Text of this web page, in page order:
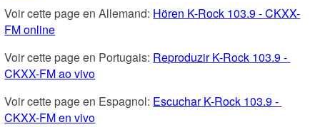
Voir cette page en Allemand: Hören K-Rock 103.9 - CKXX-
FM online
Voir cette page en Portugais: Reproduzir K-Rock 103.9 -
CKXX-FM ao vivo
Voir cette page en Espagnol: Escuchar K-Rock 103.9 -
CKXX-FM en vivo